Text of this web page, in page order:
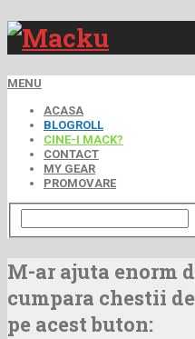
MENU
ACASA
BLOGROLL
CINE-I MACK?
CONTACT
MY GEAR
PROMOVARE
M-ar ajuta enorm
cumpara chestii
pe acest buton: